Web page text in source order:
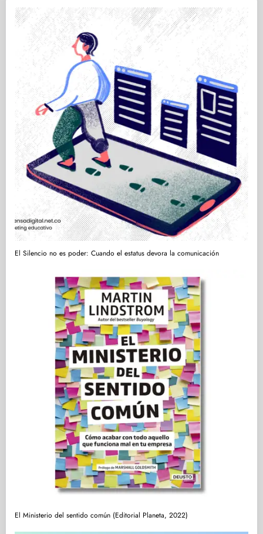
El Silencio no es poder: Cuando el estatus devora la comunicación
El Ministerio del sentido común (Editorial Planeta, 2022)